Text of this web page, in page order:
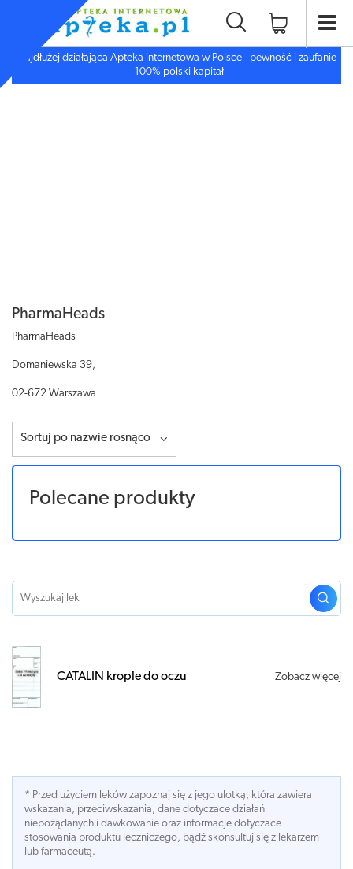
Najdłużej działająca Apteka internetowa w Polsce - pewność i zaufanie
- 100% polski kapitał
PharmaHeads
PharmaHeads
Domaniewska 39,
02-672 Warszawa
Sortuj po nazwie rosnąco
Polecane produkty
CATALIN krople do oczu Zobacz więcej
* Przed użyciem leków zapoznaj się z jego ulotką, która zawiera
wskazania, przeciwskazania, dane dotyczace działań
niepożądanych i dawkowanie oraz informacje dotyczace
stosowania produktu leczniczego, bądź skonsultuj się z lekarzem
lub farmaceutą.